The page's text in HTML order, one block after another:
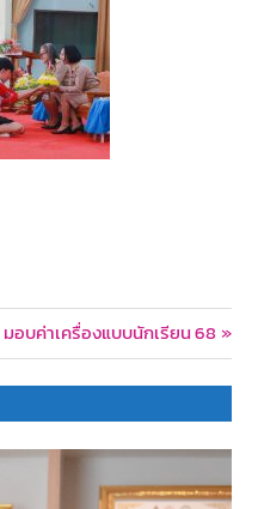
Next
Post:
มอบค่าเครื่องแบบนักเรียน 68